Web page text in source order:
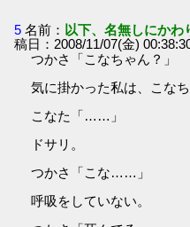
5 名前： 以下、名無しにか
稿日：2008/11/07(金)
つかさ「こなちゃん？」
気に掛かった私は、こな
こなた「……」
ドサリ。
つかさ「こな……」
呼吸をしていない。